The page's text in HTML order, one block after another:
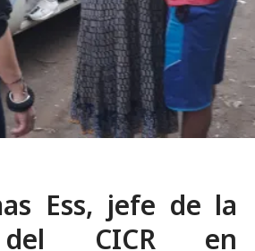
Ess, jefe de la
CICR en